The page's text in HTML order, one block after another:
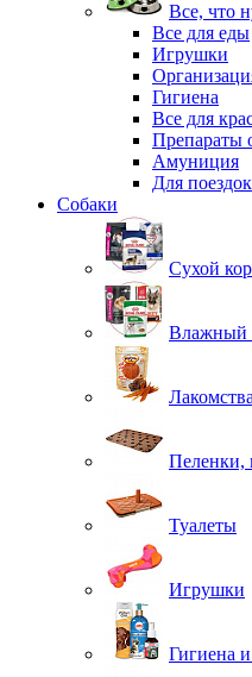
Все, что
Все для еды
Игрушки
Гигиена
Все для
Препараты
Амуниция
Для поездок
Собаки
Сухой
Влажный
Лакомства
Пеленки,
Туалеты
Игрушки
Гигиена